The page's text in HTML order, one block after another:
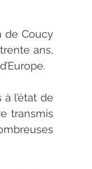
de Coucy
ans,
l’état de
transmis